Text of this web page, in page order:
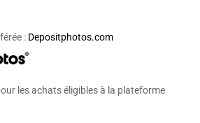
: Depositphotos.com
les achats éligibles à la plateforme